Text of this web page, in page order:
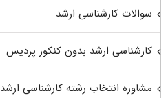
سوالات کارشناسی ارشد
کارشناسی ارشد بدون کنکور پردیس
مشاوره انتخاب رشته کارشناسی ارشد